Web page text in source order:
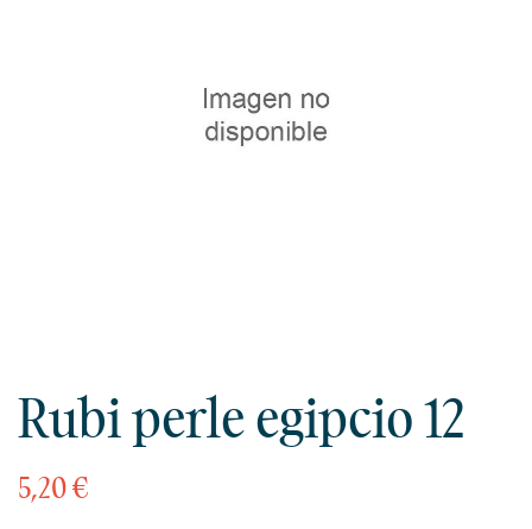
Rubi perle egipcio 12
5,20 €